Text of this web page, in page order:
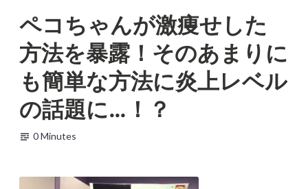
content
ペコちゃんが激痩せした
方法を暴露！そのあまりに
も簡単な方法に炎上レベル
の話題に…！？
e
a
u
y
-
f
e
イ
エ
ッ
ト
0
1
8
年
2
月
9
0 Minutes